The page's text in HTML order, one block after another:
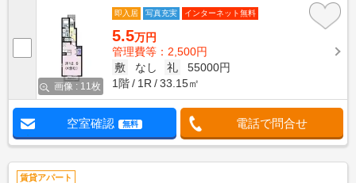
画像 : 11枚
即入居 写真充実 インターネット無料
5.5万円
管理費等：2,500円
敷
なし 礼
55000円
1階
1R 33.15㎡
空室確認 無料 電話で問合せ
賃貸アパート